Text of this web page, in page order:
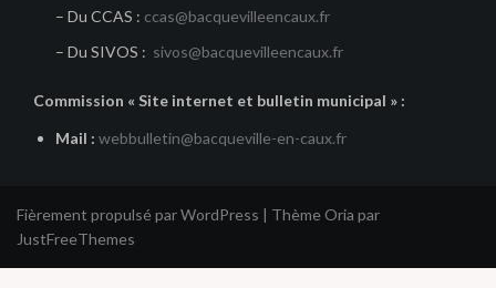
– Du CCAS : ccas@bacquevilleencaux.fr
– Du SIVOS : sivos@bacquevilleencaux.fr
Commission « Site internet et bulletin municipal » :
Mail : webbulletin@bacqueville-en-caux.fr
Fièrement propulsé par WordPress | Thème Oria par
JustFreeThemes